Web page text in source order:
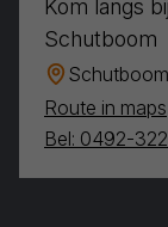
Kom langs
Schutboom
Route in maps
Bel: 0492-